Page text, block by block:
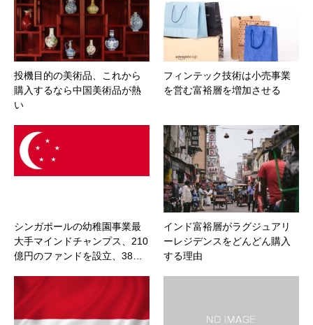
投機目的の美術品、これから
購入するなら中国美術品が熱
い
フィンテック技術は小売事業
を営む富裕層を増加させる
シンガポールの幼稚園事業最
大手マインドチャンプス、210
億円のファンドを設立、38…
インド富裕層がラグジュアリ
ーレジデンスをどんどん購入
する理由